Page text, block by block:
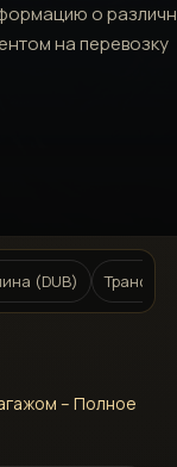
о
на перевозку
(DUB)
– Полное